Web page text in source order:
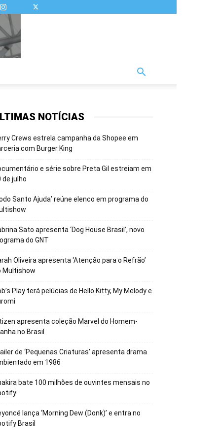
NOTÍCIAS
Crews estrela campanha da Shopee em
com Burger King
e série sobre Preta Gil estreiam em
de julho
Santo Ajuda’ reúne elenco em programa do
Sato apresenta ‘Dog House Brasil’, novo
do GNT
Oliveira apresenta ‘Atenção para o Refrão’
Multishow
Play terá pelúcias de Hello Kitty, My Melody e
apresenta coleção Marvel do Homem-
no Brasil
de ‘Pequenas Criaturas’ apresenta drama
em 1986
bate 100 milhões de ouvintes mensais no
lança ‘Morning Dew (Donk)’ e entra no
Brasil